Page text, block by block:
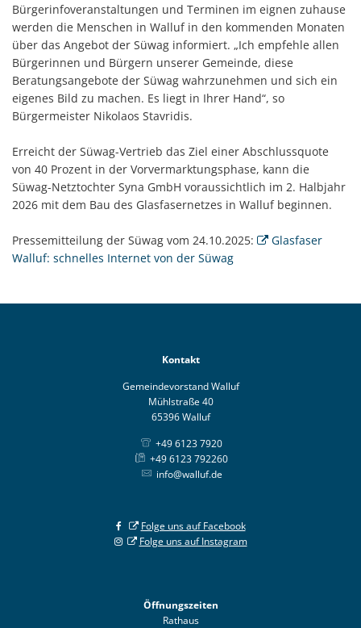
Bürgerinfoveranstaltungen und Terminen im eignen zuhause
werden die Menschen in Walluf in den kommenden Monaten
über das Angebot der Süwag informiert. „Ich empfehle allen
Bürgerinnen und Bürgern unserer Gemeinde, diese
Beratungsangebote der Süwag wahrzunehmen und sich ein
eigenes Bild zu machen. Es liegt in Ihrer Hand“, so
Bürgermeister Nikolaos Stavridis.
Erreicht der Süwag-Vertrieb das Ziel einer Abschlussquote
von 40 Prozent in der Vorvermarktungsphase, kann die
Süwag-Netztochter Syna GmbH voraussichtlich im 2. Halbjahr
2026 mit dem Bau des Glasfasernetzes in Walluf beginnen.
Pressemitteilung der Süwag vom 24.10.2025:
Glasfaser
Walluf: schnelles Internet von der Süwag
Kontakt
Gemeindevorstand Walluf
Mühlstraße 40
65396 Walluf
+49 6123 7920
+49 6123 792260
info@walluf.de
Folge uns auf Facebook
Folge uns auf Instagram
Öffnungszeiten
Rathaus